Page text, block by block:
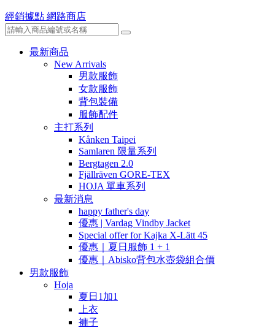
經銷據點 網路商店
最新商品
New Arrivals
男款服飾
女款服飾
背包裝備
服飾配件
主打系列
Kånken Taipei
Samlaren 限量系列
Bergtagen 2.0
Fjällräven GORE-TEX
HOJA 單車系列
最新消息
happy father's day
優惠 | Vardag Vindby Jacket
Special offer for Kajka X-Lätt 45
優惠｜夏日服飾 1 + 1
優惠｜Abisko背包水壺袋組合價
男款服飾
Hoja
夏日1加1
上衣
褲子